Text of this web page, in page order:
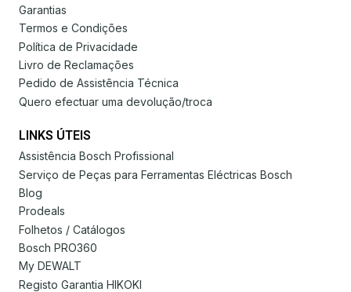
Garantias
Termos e Condições
Política de Privacidade
Livro de Reclamações
Pedido de Assistência Técnica
Quero efectuar uma devolução/troca
LINKS ÚTEIS
Assistência Bosch Profissional
Serviço de Peças para Ferramentas Eléctricas Bosch
Blog
Prodeals
Folhetos / Catálogos
Bosch PRO360
My DEWALT
Registo Garantia HIKOKI